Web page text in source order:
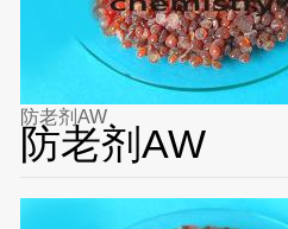
防老剂AW
防老剂AW